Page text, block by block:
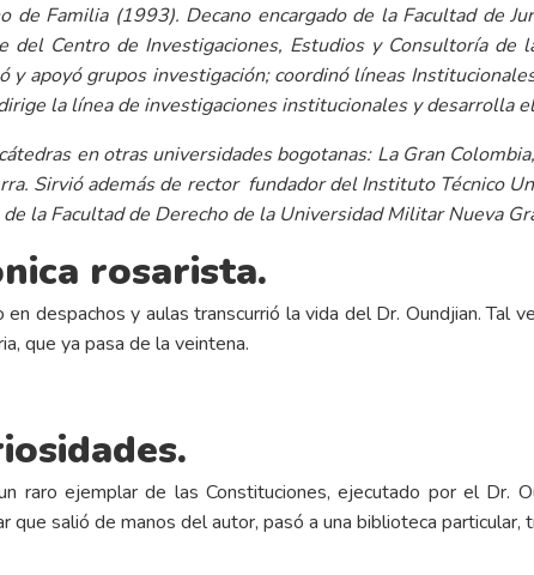
de Familia (1993). Decano encargado de la Facultad de
del Centro de Investigaciones, Estudios y Consultoría
y apoyó grupos investigación; coordinó líneas
la línea de investigaciones institucionales y desarrolla
en otras universidades bogotanas: La Gran
Sirvió además de rector fundador del Instituto Técnico
de la Facultad de Derecho de la Universidad Militar Nueva
rosarista.
en despachos y aulas transcurrió la vida del Dr. Oundjian. Tal
que ya pasa de la veintena.
raro ejemplar de las Constituciones, ejecutado por el Dr.
que salió de manos del autor, pasó a una biblioteca